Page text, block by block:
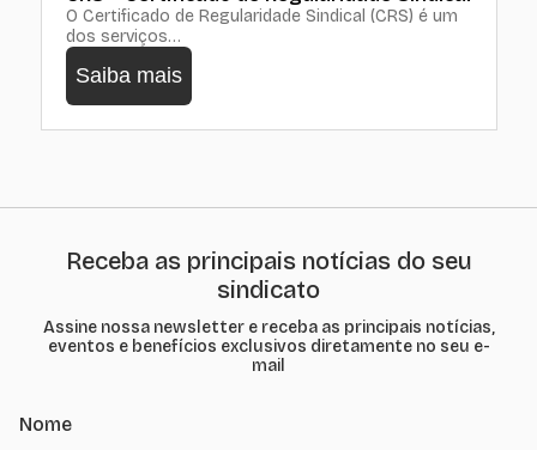
O Certificado de Regularidade Sindical (CRS) é um
dos serviços…
Saiba mais
Receba as principais notícias do seu
sindicato
Assine nossa newsletter e receba as principais notícias,
eventos e benefícios exclusivos diretamente no seu e-
mail
Nome